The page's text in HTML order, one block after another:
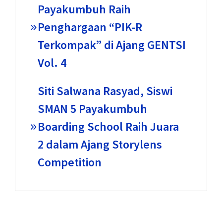
Payakumbuh Raih
Penghargaan “PIK-R
Terkompak” di Ajang GENTSI
Vol. 4
Siti Salwana Rasyad, Siswi
SMAN 5 Payakumbuh
Boarding School Raih Juara
2 dalam Ajang Storylens
Competition